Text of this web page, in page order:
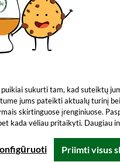
sukurti tam, kad suteiktų
jums pateikti aktualų turinį
skirtinguose įrenginiuose.
kada vėliau pritaikyti. Daugiau
Priimti visus